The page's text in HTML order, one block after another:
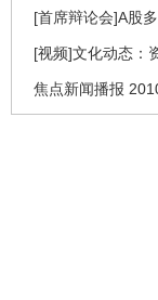
[首席辩论会]A股
[视频]文化动态：
焦点新闻播报